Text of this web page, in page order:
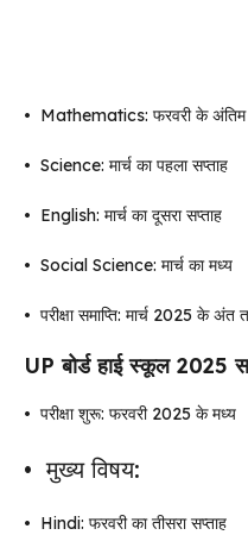
• Mathematics: फरवरी के अंतिम
• Science: मार्च का पहला सप्ताह
• English: मार्च का दूसरा सप्ताह
• Social Science: मार्च का मध्य
• परीक्षा समाप्ति: मार्च 2025 के अंत
UP बोर्ड हाई स्कूल 2025
• परीक्षा शुरू: फरवरी 2025 के मध्य
• मुख्य विषय:
• Hindi: फरवरी का तीसरा सप्ताह